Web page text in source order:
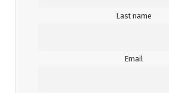
Last name
Email